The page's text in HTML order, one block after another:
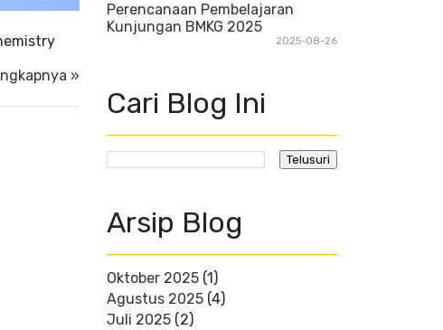
»
Perencanaan Pembelajaran
Kunjungan BMKG 2025
2025-08-26
Cari Blog Ini
Arsip Blog
Oktober 2025 (1)
Agustus 2025 (4)
Juli 2025 (2)